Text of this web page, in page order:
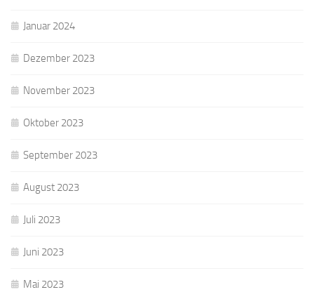
Januar 2024
Dezember 2023
November 2023
Oktober 2023
September 2023
August 2023
Juli 2023
Juni 2023
Mai 2023